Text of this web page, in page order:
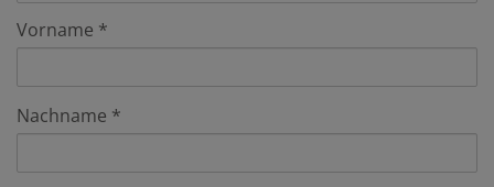
Vorname
Nachname